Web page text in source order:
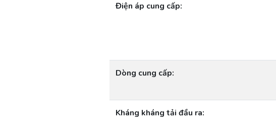
Điện áp cung cấp:
Dòng cung cấp:
Kháng kháng tải đầu ra: